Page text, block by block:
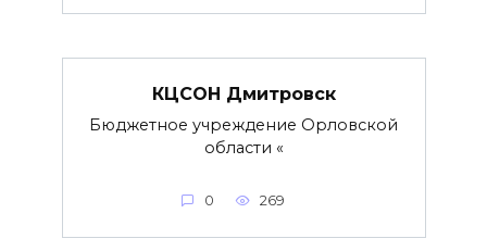
КЦСОН Дмитровск
Бюджетное учреждение Орловской
области «
0 269